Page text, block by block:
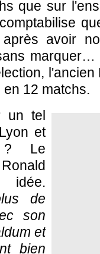
que sur
avoir
12 matchs.
un tel
et
? Le
idée.
de
son
et
bien